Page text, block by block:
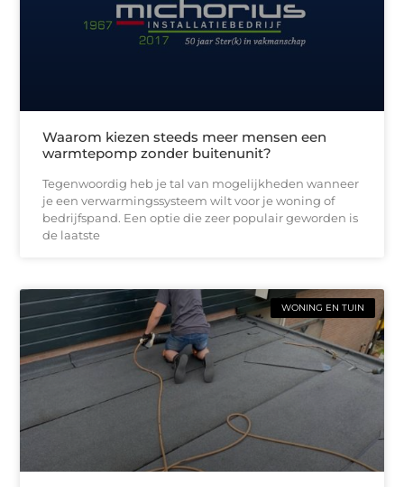
Waarom kiezen steeds meer mensen een
warmtepomp zonder buitenunit?
Tegenwoordig heb je tal van mogelijkheden wanneer
je een verwarmingssysteem wilt voor je woning of
bedrijfspand. Een optie die zeer populair geworden is
de laatste
WONING EN TUIN